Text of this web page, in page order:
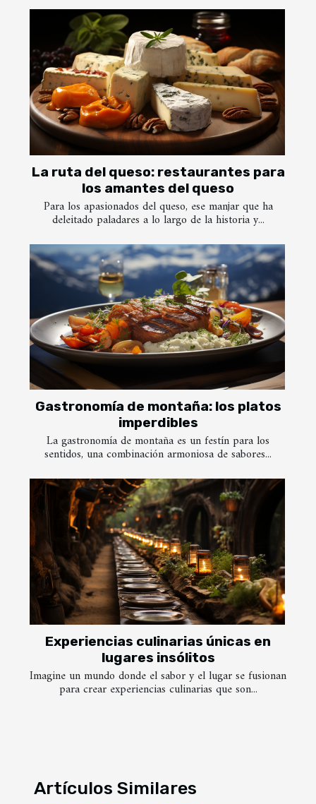
La ruta del queso: restaurantes para
los amantes del queso
Para los apasionados del queso, ese manjar que ha
deleitado paladares a lo largo de la historia y...
Gastronomía de montaña: los platos
imperdibles
La gastronomía de montaña es un festín para los
sentidos, una combinación armoniosa de sabores...
Experiencias culinarias únicas en
lugares insólitos
Imagine un mundo donde el sabor y el lugar se fusionan
para crear experiencias culinarias que son...
Artículos Similares